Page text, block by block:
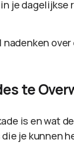
je
nadenken
te
is en wat
je kunnen